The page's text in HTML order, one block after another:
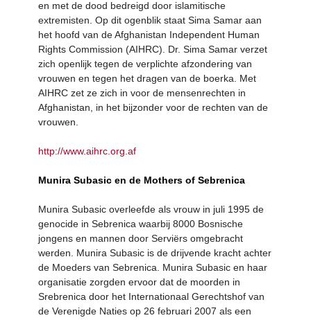
en met de dood bedreigd door islamitische
extremisten. Op dit ogenblik staat Sima Samar aan
het hoofd van de Afghanistan Independent Human
Rights Commission (AIHRC). Dr. Sima Samar verzet
zich openlijk tegen de verplichte afzondering van
vrouwen en tegen het dragen van de boerka. Met
AIHRC zet ze zich in voor de mensenrechten in
Afghanistan, in het bijzonder voor de rechten van de
vrouwen.
http://www.aihrc.org.af
Munira Subasic en de Mothers of Sebrenica
Munira Subasic overleefde als vrouw in juli 1995 de
genocide in Sebrenica waarbij 8000 Bosnische
jongens en mannen door Serviërs omgebracht
werden. Munira Subasic is de drijvende kracht achter
de Moeders van Sebrenica. Munira Subasic en haar
organisatie zorgden ervoor dat de moorden in
Srebrenica door het Internationaal Gerechtshof van
de Verenigde Naties op 26 februari 2007 als een